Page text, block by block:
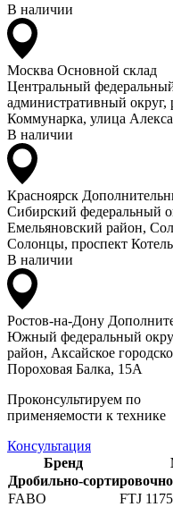
В наличии
Москва Основной склад
Центральный
административный
Коммунарка, улица
В наличии
Красноярск
Сибирский федеральный
Емельяновский район,
Солонцы, проспект
В наличии
Ростов-на-Дону
Южный федеральный
район, Аксайское
Пороховая Балка, 15А
Проконсультируем по
применяемости к технике
Консультация
Бренд
Дробильно-
FABO
FTJ 1175